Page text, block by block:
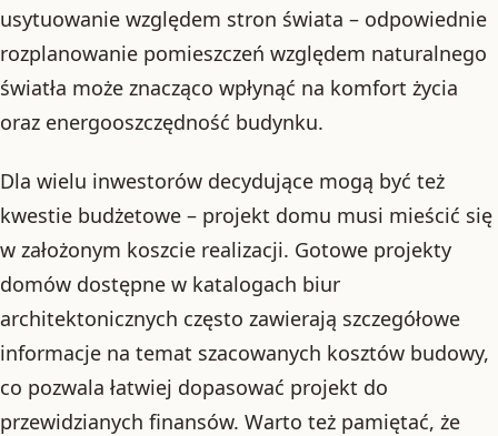
usytuowanie względem stron świata – odpowiednie
rozplanowanie pomieszczeń względem naturalnego
światła może znacząco wpłynąć na komfort życia
oraz energooszczędność budynku.
Dla wielu inwestorów decydujące mogą być też
kwestie budżetowe – projekt domu musi mieścić się
w założonym koszcie realizacji. Gotowe projekty
domów dostępne w katalogach biur
architektonicznych często zawierają szczegółowe
informacje na temat szacowanych kosztów budowy,
co pozwala łatwiej dopasować projekt do
przewidzianych finansów. Warto też pamiętać, że